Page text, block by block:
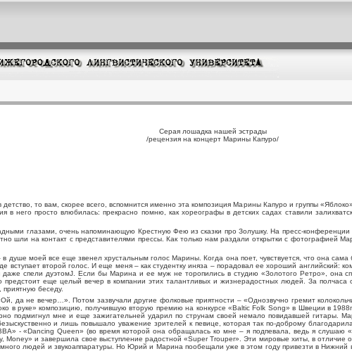
Серая лошадка нашей эстрады
/рецензия на концерт Марины Капуро/
детство, то вам, скорее всего, вспомнится именно эта композиция Марины Капуро и группы
в него просто влюбилась: прекрасно помню, как хореографы в детских садах ставили
глазами, очень напоминающую Крестную Фею из сказки про Золушку. На пресс-
шли на контакт с представителями прессы. Как только нам раздали открытки с фотографией
в душе моей все еще звенел хрустальным голос Марины. Когда она поет, чувствуется, что она
вступает второй голос. И еще меня – какстудентку иняза – порадовал ее хороший английский:
спели дуэтомJ. Если бы Марина и ее муж не торопились в студию «Золотого Ретро», она
предстоит еще целый вечер в компании этих талантливых и жизнерадостных людей. За
приятную беседу.
да не вечер…». Потом зазвучали другие фолковые приятности – «Однозвучно гремит
руке» композицию, получившую вторую премию на конкурсе «Baltic Folk Song» в Швеции в
подмигнул мне и еще зажигательней ударил по струнам своей немало повидавшей гитары.
и лишь повышало уважение зрителей к певице, которая так по-доброму
- «Dancing Queen» (во время которой она обращалась ко мне – я подпевала, ведь я слушаю
и завершила свое выступление радостной «Super Trouper». Эти мировые хиты, в отличие
людей и звукоаппаратуры. Но Юрий и Марина пообещали уже в этом году привезти в